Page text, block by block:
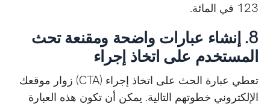
123 في المائة.
8. إنشاء عبارات واضحة ومقنعة تحث
المستخدم على اتخاذ إجراء
تعطي عبارة الحث على اتخاذ إجراء (CTA) زوار موقعك
الإلكتروني خطوتهم التالية. يمكن أن تكون هذه العبارة